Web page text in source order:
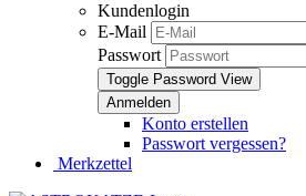
Kundenlogin
E-Mail
Passwort
Toggle Password View
Konto erstellen
Passwort vergessen?
Merkzettel